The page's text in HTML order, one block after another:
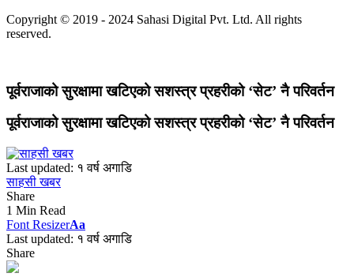
Copyright © 2019 - 2024 Sahasi Digital Pvt. Ltd. All rights
reserved.
पूर्वराजाको सुरक्षामा खटिएको सशस्त्र प्रहरीको ‘सेट’ नै परिवर्तन
पूर्वराजाको सुरक्षामा खटिएको सशस्त्र प्रहरीको ‘सेट’ नै परिवर्तन
Last updated: १ वर्ष अगाडि
साहसी खबर
Share
1 Min Read
Font ResizerAa
Last updated: १ वर्ष अगाडि
Share